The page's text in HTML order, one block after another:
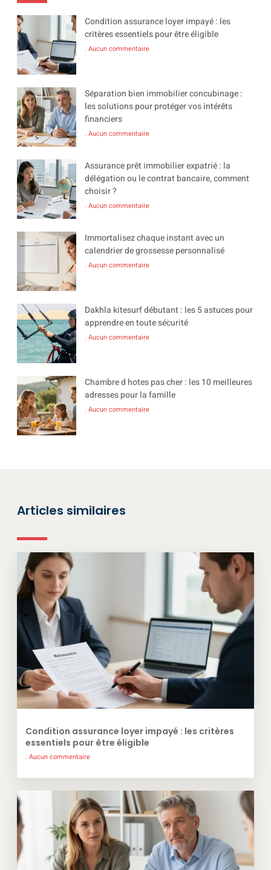
Condition assurance loyer impayé : les
critères essentiels pour être éligible
Aucun commentaire
Séparation bien immobilier concubinage :
les solutions pour protéger vos intérêts
financiers
Aucun commentaire
Assurance prêt immobilier expatrié : la
délégation ou le contrat bancaire, comment
choisir ?
Aucun commentaire
Immortalisez chaque instant avec un
calendrier de grossesse personnalisé
Aucun commentaire
Dakhla kitesurf débutant : les 5 astuces pour
apprendre en toute sécurité
Aucun commentaire
Chambre d hotes pas cher : les 10 meilleures
adresses pour la famille
Aucun commentaire
Articles similaires
Condition assurance loyer impayé : les critères
essentiels pour être éligible
Aucun commentaire